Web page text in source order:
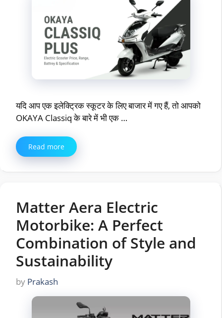
यदि आप एक इलेक्ट्रिक स्कूटर के लिए बाजार में गए हैं, तो आपको
OKAYA Classiq के बारे में भी एक …
Read more
Matter Aera Electric
Motorbike: A Perfect
Combination of Style and
Sustainability
by Prakash